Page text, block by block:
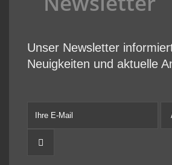
Unser Newsletter
Neuigkeiten und aktuelle